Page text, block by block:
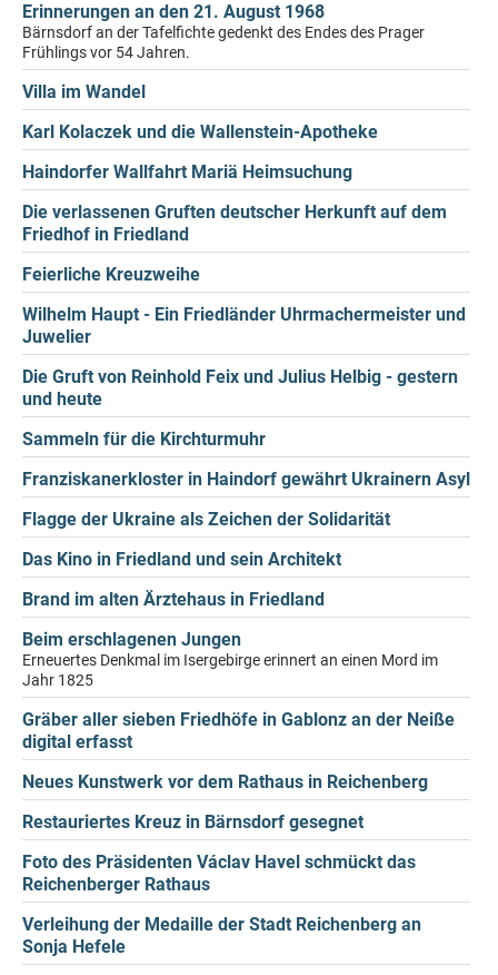
Erinnerungen an den 21. August 1968
Bärnsdorf an der Tafelfichte gedenkt des Endes des Prager
Frühlings vor 54 Jahren.
Villa im Wandel
Karl Kolaczek und die Wallenstein-Apotheke
Haindorfer Wallfahrt Mariä Heimsuchung
Die verlassenen Gruften deutscher Herkunft auf dem
Friedhof in Friedland
Feierliche Kreuzweihe
Wilhelm Haupt - Ein Friedländer Uhrmachermeister und
Juwelier
Die Gruft von Reinhold Feix und Julius Helbig - gestern
und heute
Sammeln für die Kirchturmuhr
Franziskanerkloster in Haindorf gewährt Ukrainern Asyl
Flagge der Ukraine als Zeichen der Solidarität
Das Kino in Friedland und sein Architekt
Brand im alten Ärztehaus in Friedland
Beim erschlagenen Jungen
Erneuertes Denkmal im Isergebirge erinnert an einen Mord im
Jahr 1825
Gräber aller sieben Friedhöfe in Gablonz an der Neiße
digital erfasst
Neues Kunstwerk vor dem Rathaus in Reichenberg
Restauriertes Kreuz in Bärnsdorf gesegnet
Foto des Präsidenten Václav Havel schmückt das
Reichenberger Rathaus
Verleihung der Medaille der Stadt Reichenberg an
Sonja Hefele